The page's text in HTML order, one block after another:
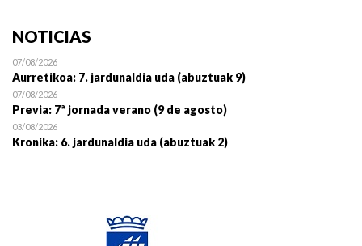
NOTICIAS
07/08/2026
Aurretikoa: 7. jardunaldia uda (abuztuak 9)
07/08/2026
Previa: 7ª jornada verano (9 de agosto)
03/08/2026
Kronika: 6. jardunaldia uda (abuztuak 2)